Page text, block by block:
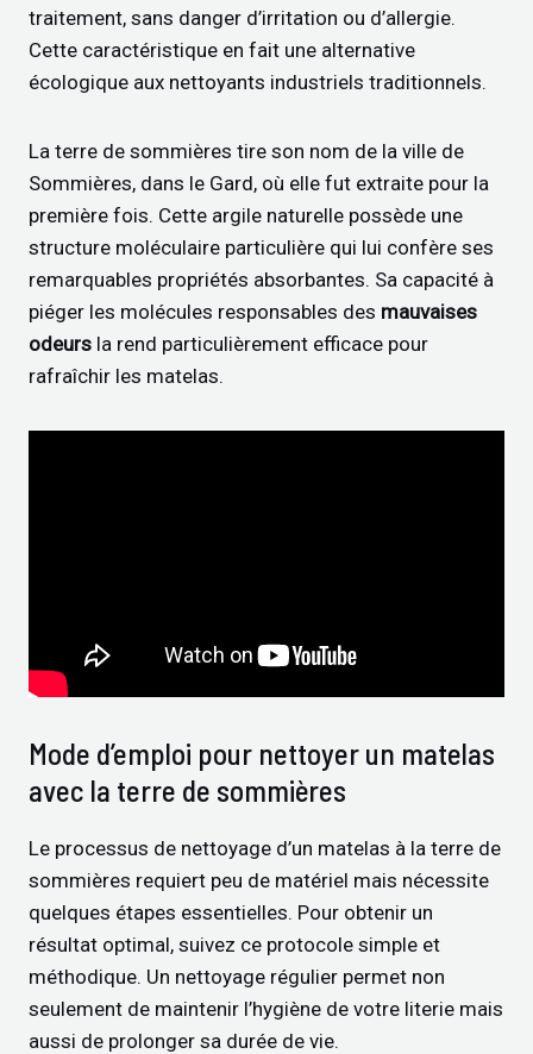
traitement, sans danger d’irritation ou d’allergie.
Cette caractéristique en fait une alternative
écologique aux nettoyants industriels traditionnels.
La terre de sommières tire son nom de la ville de
Sommières, dans le Gard, où elle fut extraite pour la
première fois. Cette argile naturelle possède une
structure moléculaire particulière qui lui confère ses
remarquables propriétés absorbantes. Sa capacité à
piéger les molécules responsables des mauvaises
odeurs la rend particulièrement efficace pour
rafraîchir les matelas.
Mode d’emploi pour nettoyer un matelas
avec la terre de sommières
Le processus de nettoyage d’un matelas à la terre de
sommières requiert peu de matériel mais nécessite
quelques étapes essentielles. Pour obtenir un
résultat optimal, suivez ce protocole simple et
méthodique. Un nettoyage régulier permet non
seulement de maintenir l’hygiène de votre literie mais
aussi de prolonger sa durée de vie.